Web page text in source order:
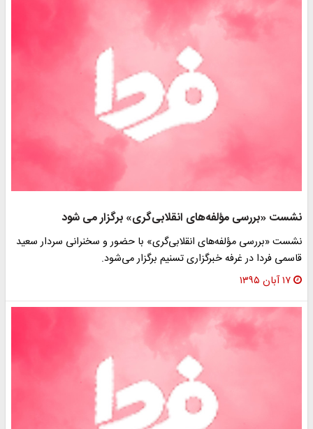
نشست «بررسی مؤلفه‌های انقلابی‌گری» برگزار می شود
نشست «بررسی مؤلفه‌های انقلابی‌گری» با حضور و سخنرانی سردار سعید
قاسمی فردا در غرفه خبرگزاری تسنیم برگزار می‌شود.
۱۷ آبان ۱۳۹۵